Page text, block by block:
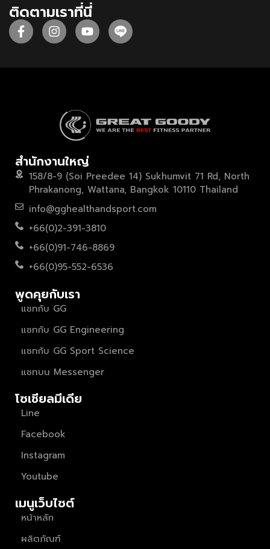
ติดตามเราที่นี่
สำนักงานใหญ่
158/8-9 (Soi Preedee 14) Sukhumvit 71 Rd, North
Phrakanong, Wattana, Bangkok 10110 Thailand
info@gghealthandsport.com
+66(0)2-391-3810
+66(0)91-746-8869
+66(0)95-552-6536
พูดคุยกับเรา
แชทกับ GG
แชทกับ GG Engineering
แชทกับ GG Sport Science
แชทบน Messenger
โซเชียลมีเดีย
Line
Facebook
Instagram
Youtube
เมนูเว็บไซต์
หน้าหลัก
ผลิตภัณฑ์